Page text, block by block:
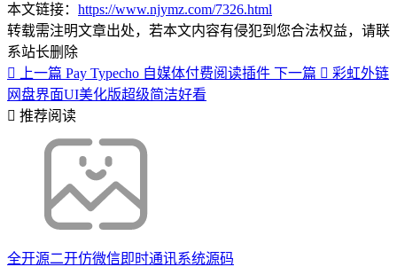
本文链接： https://www.njymz.com/7326.html
转载需注明文章出处，若本文内容有侵犯到您合法权益，请联
系站长删除
上一篇 Pay Typecho 自媒体付费阅读插件 下一篇
彩虹外链
网盘界面UI美化版超级简洁好看
推荐阅读
全开源二开仿微信即时通讯系统源码